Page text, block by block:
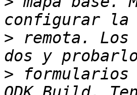
> remota.
> formularios